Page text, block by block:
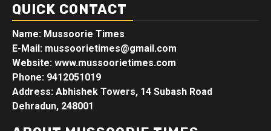
QUICK CONTACT
Name: Mussoorie Times
E-Mail: mussoorietimes@gmail.com
Website: www.mussoorietimes.com
Phone: 9412051019
Address: Abhishek Towers, 14 Subash Road
Dehradun, 248001